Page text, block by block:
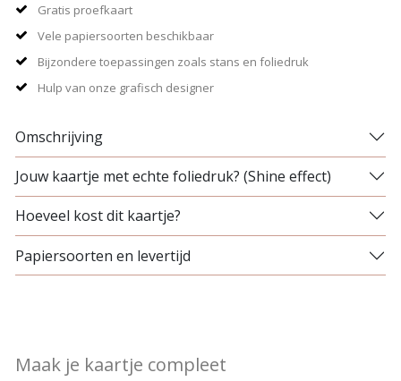
Gratis proefkaart
Vele papiersoorten beschikbaar
Bijzondere toepassingen zoals stans en foliedruk
Hulp van onze grafisch designer
Omschrijving
Jouw kaartje met echte foliedruk? (Shine effect)
Hoeveel kost dit kaartje?
Papiersoorten en levertijd
Maak je kaartje compleet